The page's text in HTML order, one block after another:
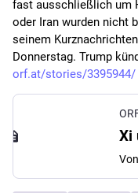
fast ausschließlich um
oder Iran wurden nicht
seinem
Donnerstag. Trump
orf.at/stories/3395944/
Von